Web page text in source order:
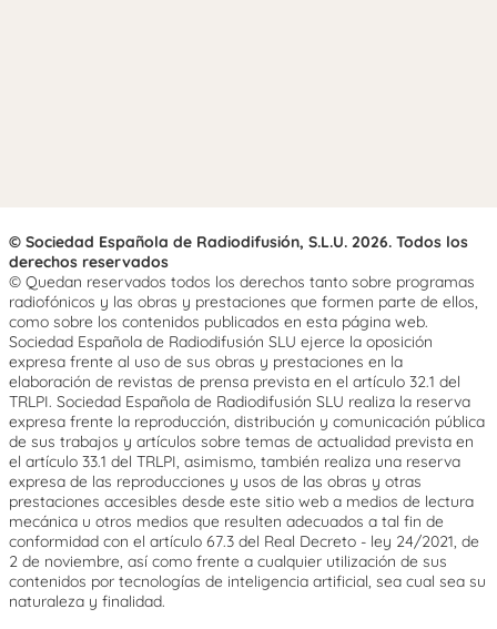
© Sociedad Española de Radiodifusión, S.L.U. 2026. Todos los
derechos reservados
© Quedan reservados todos los derechos tanto sobre programas
radiofónicos y las obras y prestaciones que formen parte de ellos,
como sobre los contenidos publicados en esta página web.
Sociedad Española de Radiodifusión SLU ejerce la oposición
expresa frente al uso de sus obras y prestaciones en la
elaboración de revistas de prensa prevista en el artículo 32.1 del
TRLPI. Sociedad Española de Radiodifusión SLU realiza la reserva
expresa frente la reproducción, distribución y comunicación pública
de sus trabajos y artículos sobre temas de actualidad prevista en
el artículo 33.1 del TRLPI, asimismo, también realiza una reserva
expresa de las reproducciones y usos de las obras y otras
prestaciones accesibles desde este sitio web a medios de lectura
mecánica u otros medios que resulten adecuados a tal fin de
conformidad con el artículo 67.3 del Real Decreto - ley 24/2021, de
2 de noviembre, así como frente a cualquier utilización de sus
contenidos por tecnologías de inteligencia artificial, sea cual sea su
naturaleza y finalidad.